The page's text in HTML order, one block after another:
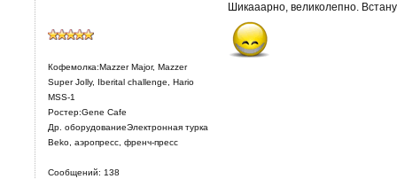
Кофемолка:Mazzer Major, Mazzer
Super Jolly, Iberital challenge, Hario
MSS-1
Ростер:Gene Cafe
Др. оборудованиеЭлектронная турка
Beko, аэропресс, френч-пресс
Сообщений: 138
Шикааарно, великолепно.